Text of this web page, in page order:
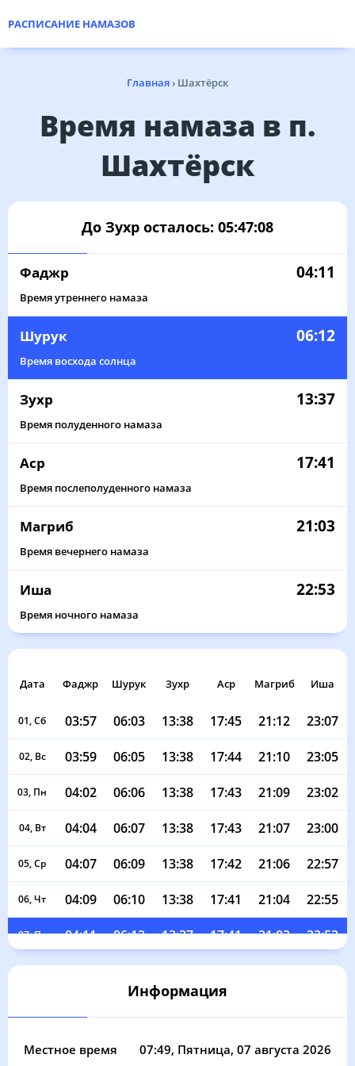
РАСПИСАНИЕ НАМАЗОВ
Главная› Шахтёрск
Время намаза в п.
Шахтёрск
До Зухр осталось: 05:47:08
Фаджр 04:11
Время утреннего намаза
Шурук 06:12
Время восхода солнца
Зухр 13:37
Время полуденного намаза
Аср 17:41
Время послеполуденного намаза
Магриб 21:03
Время вечернего намаза
Иша 22:53
Время ночного намаза
Дата Фаджр Шурук Зухр Аср Магриб Иша
01, Сб 03:57 06:03 13:38 17:45 21:12 23:07
02, Вс 03:59 06:05 13:38 17:44 21:10 23:05
03, Пн 04:02 06:06 13:38 17:43 21:09 23:02
04, Вт 04:04 06:07 13:38 17:43 21:07 23:00
05, Ср 04:07 06:09 13:38 17:42 21:06 22:57
06, Чт 04:09 06:10 13:38 17:41 21:04 22:55
07, Пт 04:11 06:12 13:37 17:41 21:03 22:53
04:14 06:13 13:37 17:40 21:01 22:50
06:16 13:37 17:38 22:45
Информация
Местное время 07:49, Пятница, 07 августа 2026